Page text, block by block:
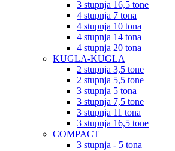
3 stupnja 16,5 tone
4 stupnja 7 tona
4 stupnja 10 tona
4 stupnja 14 tona
4 stupnja 20 tona
KUGLA-KUGLA
2 stupnja 3,5 tone
2 stupnja 5,5 tone
3 stupnja 5 tona
3 stupnja 7,5 tone
3 stupnja 11 tona
3 stupnja 16,5 tone
COMPACT
3 stupnja - 5 tona